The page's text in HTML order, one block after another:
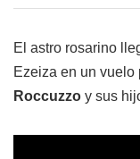
El astro rosarino
Ezeiza en un
Roccuzzo y sus